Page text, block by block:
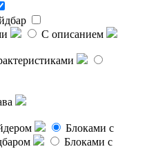
С описанием
Блоками с
Блоками с